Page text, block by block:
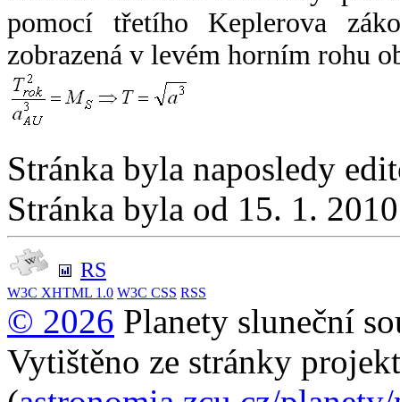
pomocí třetího Keplerova
zobrazená v levém horním rohu
Stránka byla naposledy
Stránka byla od 15. 1.
RS
W3C XHTML 1.0 W3C CSS RSS
© 2026 Planety sluneční
Vytištěno ze stránky